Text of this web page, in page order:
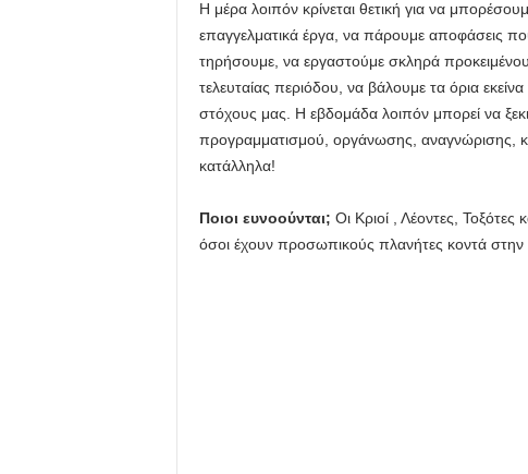
Η μέρα λοιπόν κρίνεται θετική για να
επαγγελματικά έργα, να πάρουμε αποφάσεις
τηρήσουμε, να εργαστούμε σκληρά
τελευταίας περιόδου, να βάλουμε τα όρια
στόχους μας. Η εβδομάδα λοιπόν μπορεί να
προγραμματισμού, οργάνωσης, αναγνώρισης,
κατάλληλα!
Ποιοι ευνοούνται; Οι Κριοί , Λέοντες, Τοξότες
όσοι έχουν προσωπικούς πλανήτες κοντά στην